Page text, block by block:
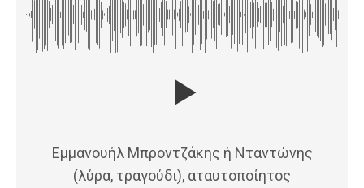
Εμμανουήλ Μπροντζάκης ή Νταντώνης
(λύρα, τραγούδι), αταυτοποίητος